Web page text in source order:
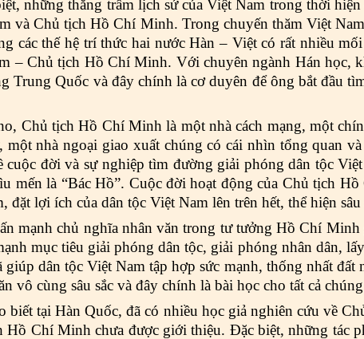
những thăng trầm lịch sử của Việt Nam trong thời
và Chủ tịch Hồ Chí Minh. Trong chuyến thăm Việt
các thế hệ trí thức hai nước Hàn – Việt có rất nhiều
– Chủ tịch Hồ Chí Minh. Với chuyên ngành Hán
Trung Quốc và đây chính là cơ duyên để ông bắt đầu
Chủ tịch Hồ Chí Minh là một nhà cách mạng, một
một nhà ngoại giao xuất chúng có cái nhìn tổng quan
cuộc đời và sự nghiệp tìm đường giải phóng dân tộc
mến là “Bác Hồ”. Cuộc đời hoạt động của Chủ tịch
đặt lợi ích của dân tộc Việt Nam lên trên hết, thể hiện
mạnh chủ nghĩa nhân văn trong tư tưởng Hồ Chí
mục tiêu giải phóng dân tộc, giải phóng nhân dân,
dân tộc Việt Nam tập hợp sức mạnh, thống nhất
vô cùng sâu sắc và đây chính là bài học cho tất cả
biết tại Hàn Quốc, đã có nhiều học giả nghiên cứu về
Hồ Chí Minh chưa được giới thiệu. Đặc biệt, những